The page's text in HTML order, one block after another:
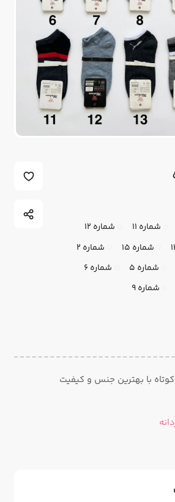
شماره 11
شماره 12
شماره 15
شماره 2
شماره 5
شماره 6
شماره 9
با بهترین جنس و کیفیت